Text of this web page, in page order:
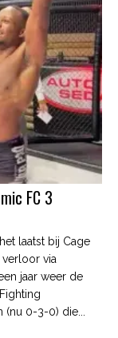
FC 3
laatst bij Cage
verloor via
jaar weer de
(nu 0-3-0) die...